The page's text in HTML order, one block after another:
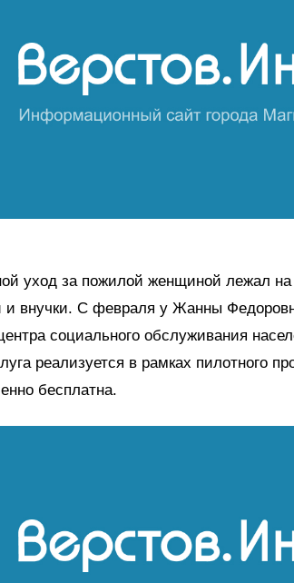
уход за пожилой женщиной лежал на
и внучки. С февраля у Жанны
социального обслуживания
реализуется в рамках пилотного
бесплатна.